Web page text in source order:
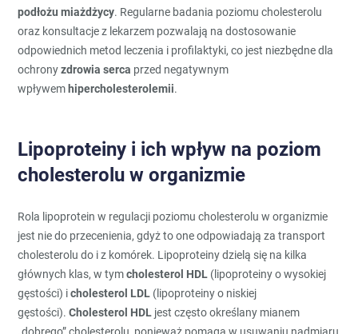
podłożu miażdżycy. Regularne badania poziomu cholesterolu
oraz konsultacje z lekarzem pozwalają na dostosowanie
odpowiednich metod leczenia i profilaktyki, co jest niezbędne dla
ochronyzdrowia serca przed negatywnym
wpływem hipercholesterolemii.
Lipoproteiny i ich wpływ na poziom
cholesterolu w organizmie
Rola lipoprotein w regulacji poziomu cholesterolu w organizmie
jest nie do przecenienia, gdyż to one odpowiadają za transport
cholesterolu do i z komórek. Lipoproteiny dzielą się na kilka
głównych klas, w tymcholesterol HDL (lipoproteiny o wysokiej
gęstości) icholesterol LDL (lipoproteiny o niskiej
gęstości).Cholesterol HDL jest często określany mianem
„dobrego” cholesterolu, ponieważ pomaga w usuwaniu nadmiaru